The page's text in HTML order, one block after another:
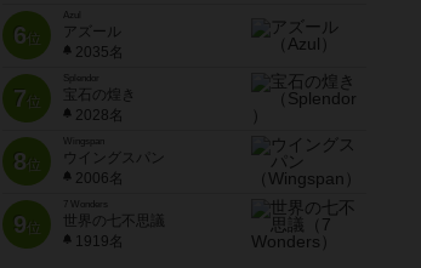
6位
Azul
アズール
2035名
7位
宝石の煌き
2028名
8位
Wingspan
ウイングスパン
2006名
9位
7 Wonders
世界の七不思議
1919名